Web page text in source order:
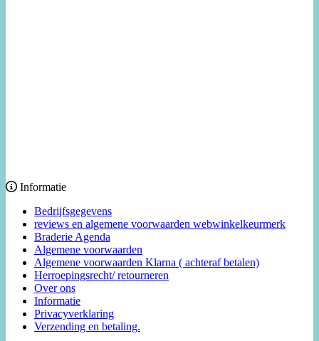
Informatie
Bedrijfsgegevens
reviews en algemene voorwaarden webwinkelkeurmerk
Braderie Agenda
Algemene voorwaarden
Algemene voorwaarden Klarna ( achteraf betalen)
Herroepingsrecht/ retourneren
Over ons
Informatie
Privacyverklaring
Verzending en betaling.